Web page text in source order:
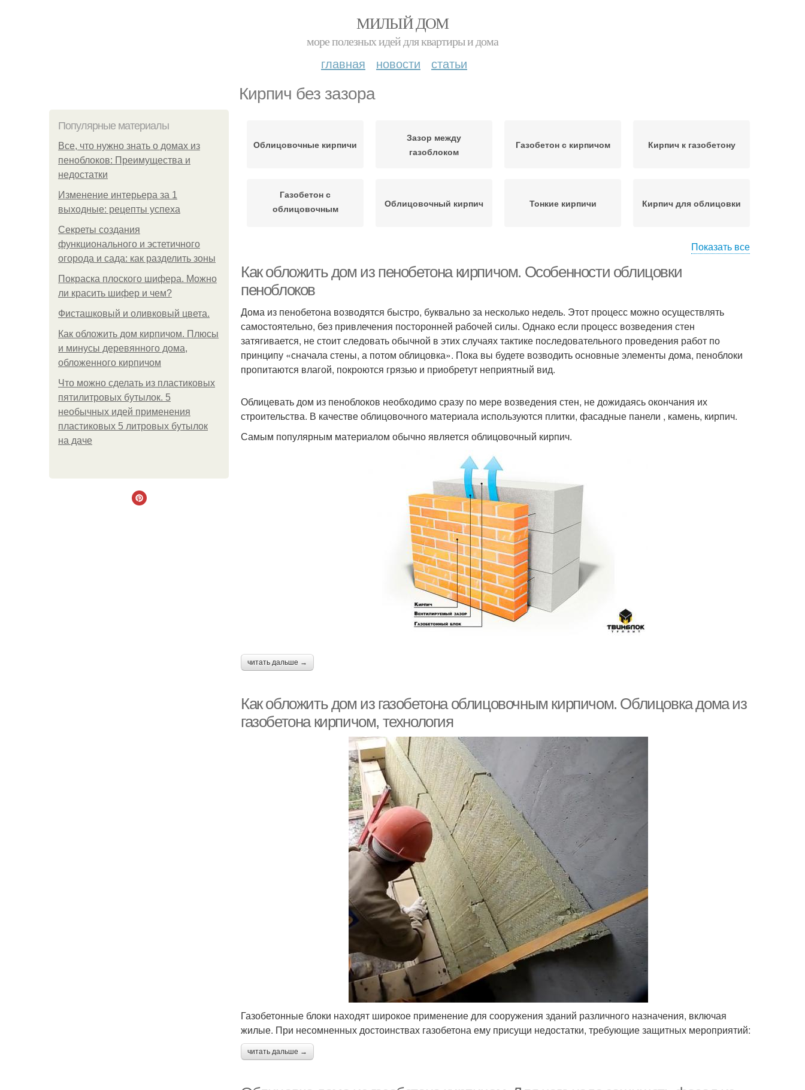
МИЛЫЙ ДОМ
море полезных идей для квартиры и дома
главная новости статьи
Кирпич без зазора
Популярные материалы
Все, что нужно знать о домах из
пеноблоков: Преимущества и
недостатки
Изменение интерьера за 1
выходные: рецепты успеха
Секреты создания
функционального и эстетичного
огорода и сада: как разделить зоны
Покраска плоского шифера. Можно
ли красить шифер и чем?
Фисташковый и оливковый цвета.
Как обложить дом кирпичом. Плюсы
и минусы деревянного дома,
обложенного кирпичом
Что можно сделать из пластиковых
пятилитровых бутылок. 5
необычных идей применения
пластиковых 5 литровых бутылок
на даче
Облицовочные кирпичи
Зазор между
газоблоком
Газобетон с кирпичом Кирпич к газобетону
Газобетон с
облицовочным
Облицовочный кирпич Тонкие кирпичи Кирпич для облицовки
Показать все
Как обложить дом из пенобетона кирпичом. Особенности облицовки
пеноблоков
Дома из пенобетона возводятся быстро, буквально за несколько недель. Этот процесс можно осуществлять
самостоятельно, без привлечения посторонней рабочей силы. Однако если процесс возведения стен
затягивается, не стоит следовать обычной в этих случаях тактике последовательного проведения работ по
принципу «сначала стены, а потом облицовка». Пока вы будете возводить основные элементы дома, пеноблоки
пропитаются влагой, покроются грязью и приобретут неприятный вид.
Облицевать дом из пеноблоков необходимо сразу по мере возведения стен, не дожидаясь окончания их
строительства. В качестве облицовочного материала используются плитки, фасадные панели , камень, кирпич.
Самым популярным материалом обычно является облицовочный кирпич.
читать дальше →
Как обложить дом из газобетона облицовочным кирпичом. Облицовка дома из
газобетона кирпичом, технология
Газобетонные блоки находят широкое применение для сооружения зданий различного назначения, включая
жилые. При несомненных достоинствах газобетона ему присущи недостатки, требующие защитных мероприятий:
читать дальше →